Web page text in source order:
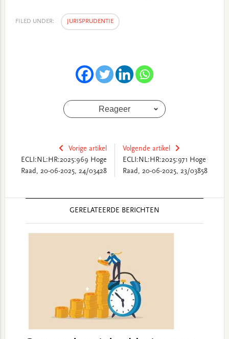
FILED UNDER: JURISPRUDENTIE
Reageer
Vorige artikel
ECLI:NL:HR:2025:969 Hoge
Raad, 20-06-2025, 24/03428
Volgende artikel
ECLI:NL:HR:2025:971 Hoge
Raad, 20-06-2025, 23/03858
GERELATEERDE BERICHTEN